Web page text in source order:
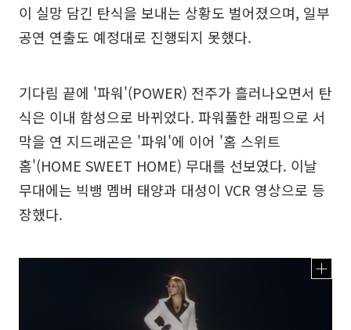
이 실망 담긴 탄식을 보내는 상황도 벌어졌으며, 일부
공연 연출도 예정대로 진행되지 못했다.
기다림 끝에 '파워'(POWER) 전주가 흘러나오면서 탄
식은 이내 함성으로 바뀌었다. 파워풀한 래핑으로 서
막을 연 지드래곤은 '파워'에 이어 '홈 스위트
홈'(HOME SWEET HOME) 무대를 선보였다. 이날
무대에는 빅뱅 멤버 태양과 대성이 VCR 영상으로 등
장했다.